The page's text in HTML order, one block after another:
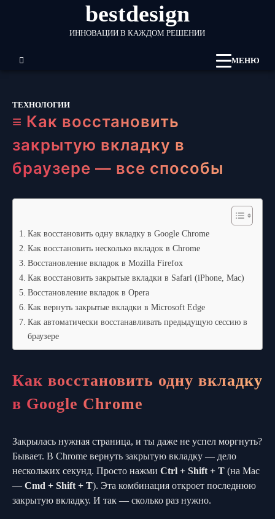
bestdesign
ИННОВАЦИИ В КАЖДОМ РЕШЕНИИ
МЕНЮ
ТЕХНОЛОГИИ
≡ Как восстановить
закрытую вкладку в
браузере — все способы
Как восстановить одну вкладку в Google Chrome
Как восстановить несколько вкладок в Chrome
Восстановление вкладок в Mozilla Firefox
Как восстановить закрытые вкладки в Safari (iPhone, Mac)
Восстановление вкладок в Opera
Как вернуть закрытые вкладки в Microsoft Edge
Как автоматически восстанавливать предыдущую сессию в
браузере
Как восстановить одну вкладку
в Google Chrome
Закрылась нужная страница, и ты даже не успел моргнуть?
Бывает. В Chrome вернуть закрытую вкладку — дело
нескольких секунд. Просто нажми Ctrl + Shift + T (на Mac
— Cmd + Shift + T). Эта комбинация откроет последнюю
закрытую вкладку. И так — сколько раз нужно.